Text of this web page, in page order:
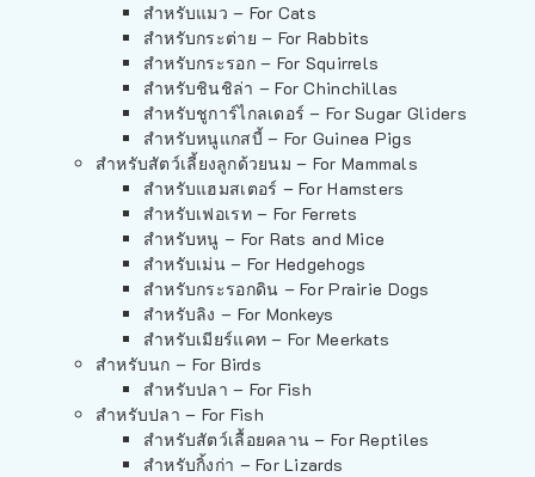
สำหรับแมว – For Cats
สำหรับกระต่าย – For Rabbits
สำหรับกระรอก – For Squirrels
สำหรับชินชิล่า – For Chinchillas
สำหรับชูการ์ไกลเดอร์ – For Sugar Gliders
สำหรับหนูแกสบี้ – For Guinea Pigs
สำหรับสัตว์เลี้ยงลูกด้วยนม – For Mammals
สำหรับแฮมสเตอร์ – For Hamsters
สำหรับเฟอเรท – For Ferrets
สำหรับหนู – For Rats and Mice
สำหรับเม่น – For Hedgehogs
สำหรับกระรอกดิน – For Prairie Dogs
สำหรับลิง – For Monkeys
สำหรับเมียร์แคท – For Meerkats
สำหรับนก – For Birds
สำหรับปลา – For Fish
สำหรับปลา – For Fish
สำหรับสัตว์เลื้อยคลาน – For Reptiles
สำหรับกิ้งก่า – For Lizards